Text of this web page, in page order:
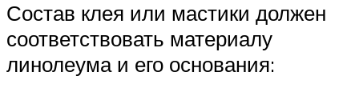
Состав клея или мастики должен
соответствовать материалу
линолеума и его основания: